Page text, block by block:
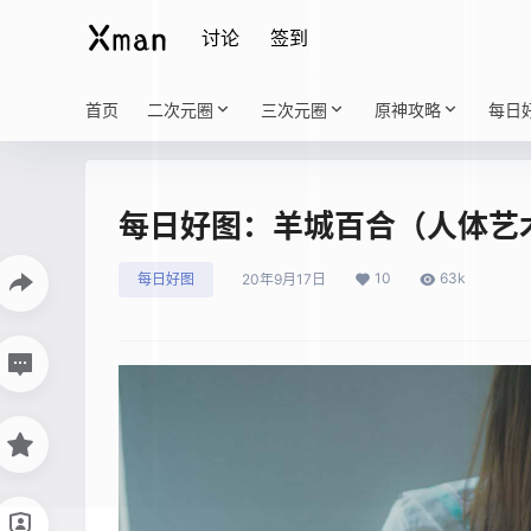
讨论 签到
首页 二次元圈 三次元圈 原神攻略 每日
每日好图：羊城百合（人体艺
每日好图 20年9月17日 10 63k